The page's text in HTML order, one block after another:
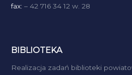
fax: – 42 716 34 12 w. 28
BIBLIOTEKA
Realizacja zadań biblioteki